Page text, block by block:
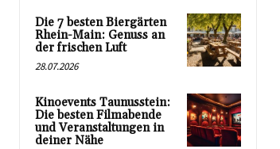
Die 7 besten Biergärten
Rhein-Main: Genuss an
der frischen Luft
28.07.2026
Kinoevents Taunusstein:
Die besten Filmabende
und Veranstaltungen in
deiner Nähe